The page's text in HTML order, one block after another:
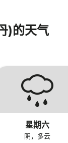
)的天气
星期六
阴，多云